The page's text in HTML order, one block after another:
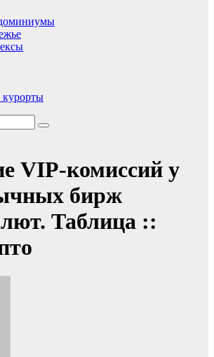
курорты
VIP-комиссий у
бирж
Таблица ::